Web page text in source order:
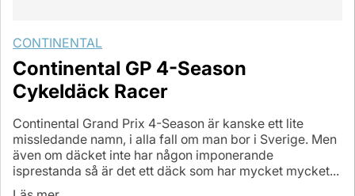
CONTINENTAL
Continental GP 4-Season
Cykeldäck Racer
Continental Grand Prix 4-Season är kanske ett lite
missledande namn, i alla fall om man bor i Sverige. Men
även om däcket inte har någon imponerande
isprestanda så är det ett däck som har mycket mycket...